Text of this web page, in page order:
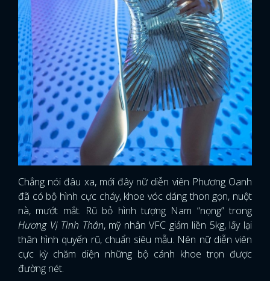
Chẳng nói đâu xa, mới đây nữ diễn viên Phương Oanh
đã có bộ hình cực cháy, khoe vóc dáng thon gọn, nuột
nà, mướt mắt. Rũ bỏ hình tượng Nam “nọng” trong
Hương Vị Tình Thân, mỹ nhân VFC giảm liền 5kg, lấy lại
thân hình quyến rũ, chuẩn siêu mẫu. Nên nữ diễn viên
cực kỳ chăm diện những bộ cánh khoe trọn được
đường nét.